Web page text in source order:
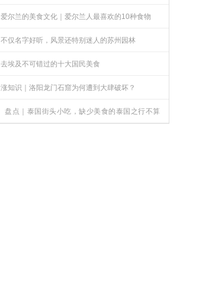
爱尔兰的美食文化｜爱尔兰人最喜欢的10种食物
不仅名字好听，风景还特别迷人的苏州园林
去埃及不可错过的十大国民美食
涨知识｜洛阳龙门石窟为何遭到大肆破坏？
盘点｜泰国街头小吃，缺少美食的泰国之行不算